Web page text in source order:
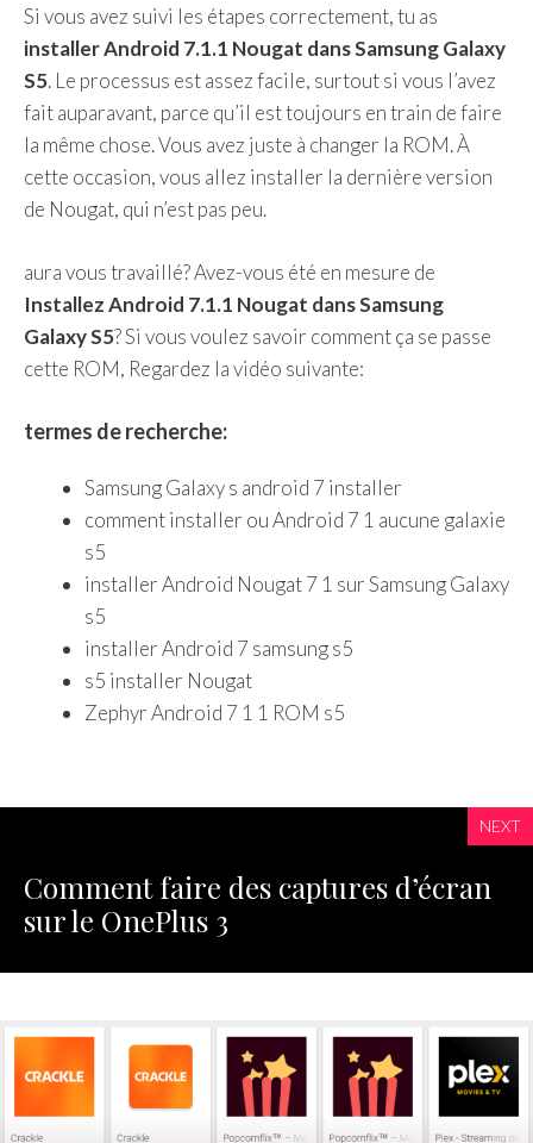
Si vous avez suivi les étapes correctement, tu as
installer Android 7.1.1 Nougat dans Samsung Galaxy
S5. Le processus est assez facile, surtout si vous l’avez
fait auparavant, parce qu’il est toujours en train de faire
la même chose. Vous avez juste à changer la ROM. À
cette occasion, vous allez installer la dernière version
de Nougat, qui n’est pas peu.
aura vous travaillé? Avez-vous été en mesure de
Installez Android 7.1.1 Nougat dans Samsung
Galaxy S5? Si vous voulez savoir comment ça se passe
cette ROM, Regardez la vidéo suivante:
termes de recherche:
Samsung Galaxy s android 7 installer
comment installer ou Android 7 1 aucune galaxie
s5
installer Android Nougat 7 1 sur Samsung Galaxy
s5
installer Android 7 samsung s5
s5 installer Nougat
Zephyr Android 7 1 1 ROM s5
NEXT
Comment faire des captures d’écran
sur le OnePlus 3